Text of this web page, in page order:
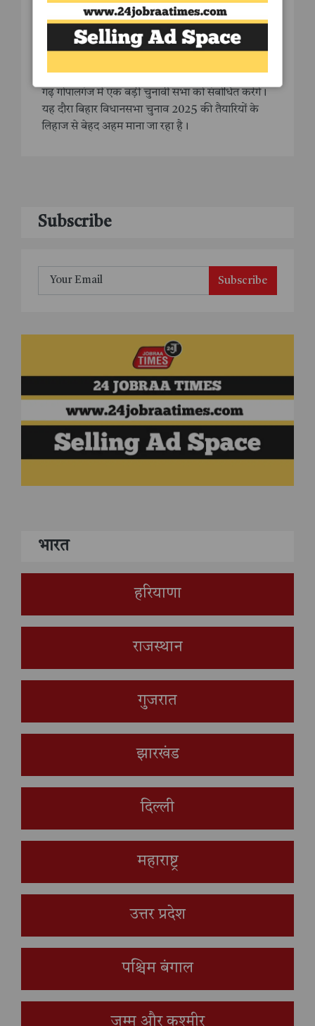
पटना: केंद्रीय गृह मंत्री अमित शाह आज, 30 मार्च 2025 से
बिहार के दो दिवसीय दौरे पर हैं। इस दौरान वे राज्य को
राष्ट्रीय जनता दल (आरजेडी) सुप्रीमो लालू प्रसाद यादव के
गढ़ गोपालगंज में एक बड़ी चुनावी सभा को संबोधित करेंगे।
यह दौरा बिहार विधानसभा चुनाव 2025 की तैयारियों के
लिहाज से बेहद अहम माना जा रहा है।
Subscribe
Subscribe
भारत
हरियाणा
राजस्थान
गुजरात
झारखंड
दिल्ली
महाराष्ट्र
उत्तर प्रदेश
पश्चिम बंगाल
जम्मू और कश्मीर